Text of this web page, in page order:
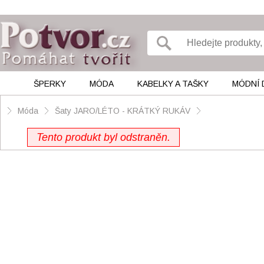
ŠPERKY MÓDA KABELKY A TAŠKY MÓDNÍ
Móda Šaty JARO/LÉTO - KRÁTKÝ RUKÁV
Tento produkt byl odstraněn.